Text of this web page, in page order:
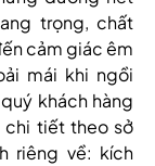
trọng, chất
cảm giác êm
mái khi ngồi
khách hàng
tiết theo sở
riêng về: kích